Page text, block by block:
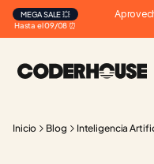
Hasta el 09/08 ⏰
MEGA SALE 💥
Inicio Blog Inteligencia